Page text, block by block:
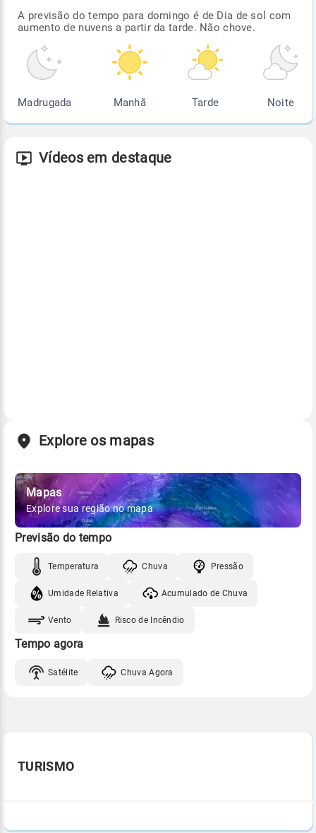
A previsão do tempo para domingo é de Dia de sol com
aumento de nuvens a partir da tarde. Não chove.
Madrugada Manhã Tarde Noite
Vídeos em destaque
Explore os mapas
Mapas
Explore sua região no mapa
Previsão do tempo
Temperatura Chuva Pressão
Umidade Relativa Acumulado de Chuva
Vento Risco de Incêndio
Tempo agora
Satélite Chuva Agora
TURISMO